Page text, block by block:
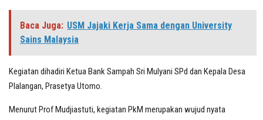
Baca Juga: USM Jajaki Kerja Sama dengan University
Sains Malaysia
Kegiatan dihadiri Ketua Bank Sampah Sri Mulyani SPd dan Kepala Desa
Plalangan, Prasetya Utomo.
Menurut Prof Mudjiastuti, kegiatan PkM merupakan wujud nyata